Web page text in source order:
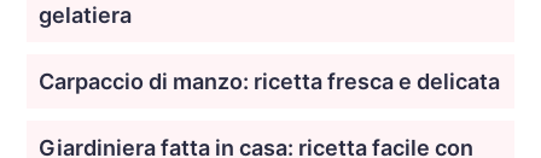
gelatiera
Carpaccio di manzo: ricetta fresca e delicata
Giardiniera fatta in casa: ricetta facile con